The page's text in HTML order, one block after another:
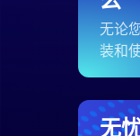
无论
装和
无